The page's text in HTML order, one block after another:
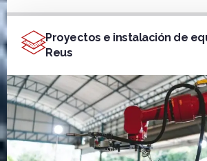
Proyectos e instalación de
Reus